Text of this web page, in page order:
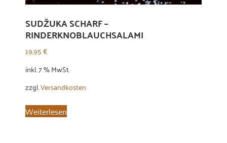
SUDŽUKA SCHARF –
RINDERKNOBLAUCHSALAMI
19,95€
inkl. 7 % MwSt.
zzgl.Versandkosten
Weiterlesen